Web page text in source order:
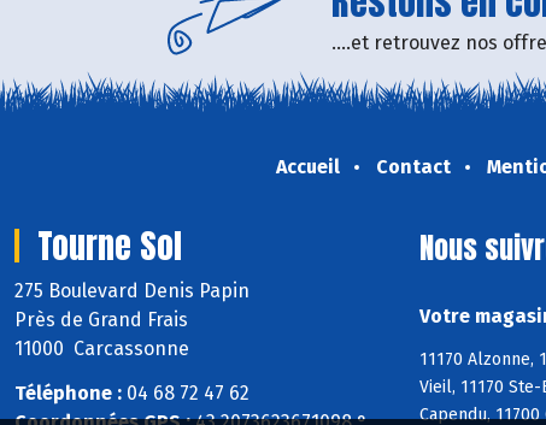
....et retrouvez nos
Accueil Contact
Tourne Sol
275 Boulevard Denis Papin
Près de Grand Frais
11000 Carcassonne
Téléphone : 04 68 72 47 62
Nous
Votre
11170 Alzonne,
Vieil, 11170
Capendu,